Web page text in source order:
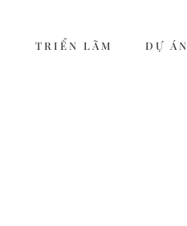
TRIỂN LÃM DỰ ÁN